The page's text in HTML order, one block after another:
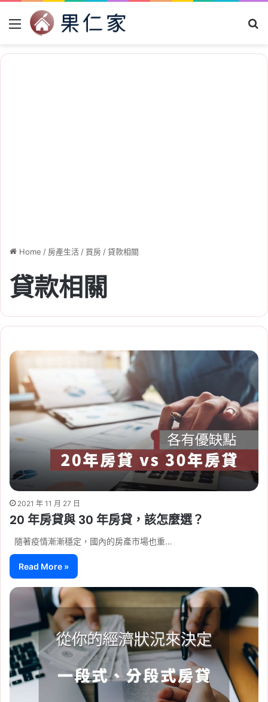
Menu
Home / 房產生活/ 買房/貸款相關
貸款相關
2021 年 11 月 27 日
20 年房貸與 30 年房貸，該怎麼選？
隨著疫情漸漸穩定，國內的房產市場也重…
Read More »